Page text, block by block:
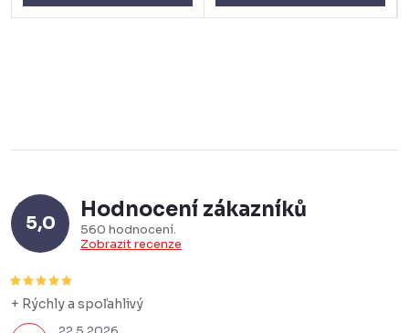
5,0
Hodnocení zákazníků
560 hodnocení
Zobrazit recenze
+ Rýchly a spoľahlivý